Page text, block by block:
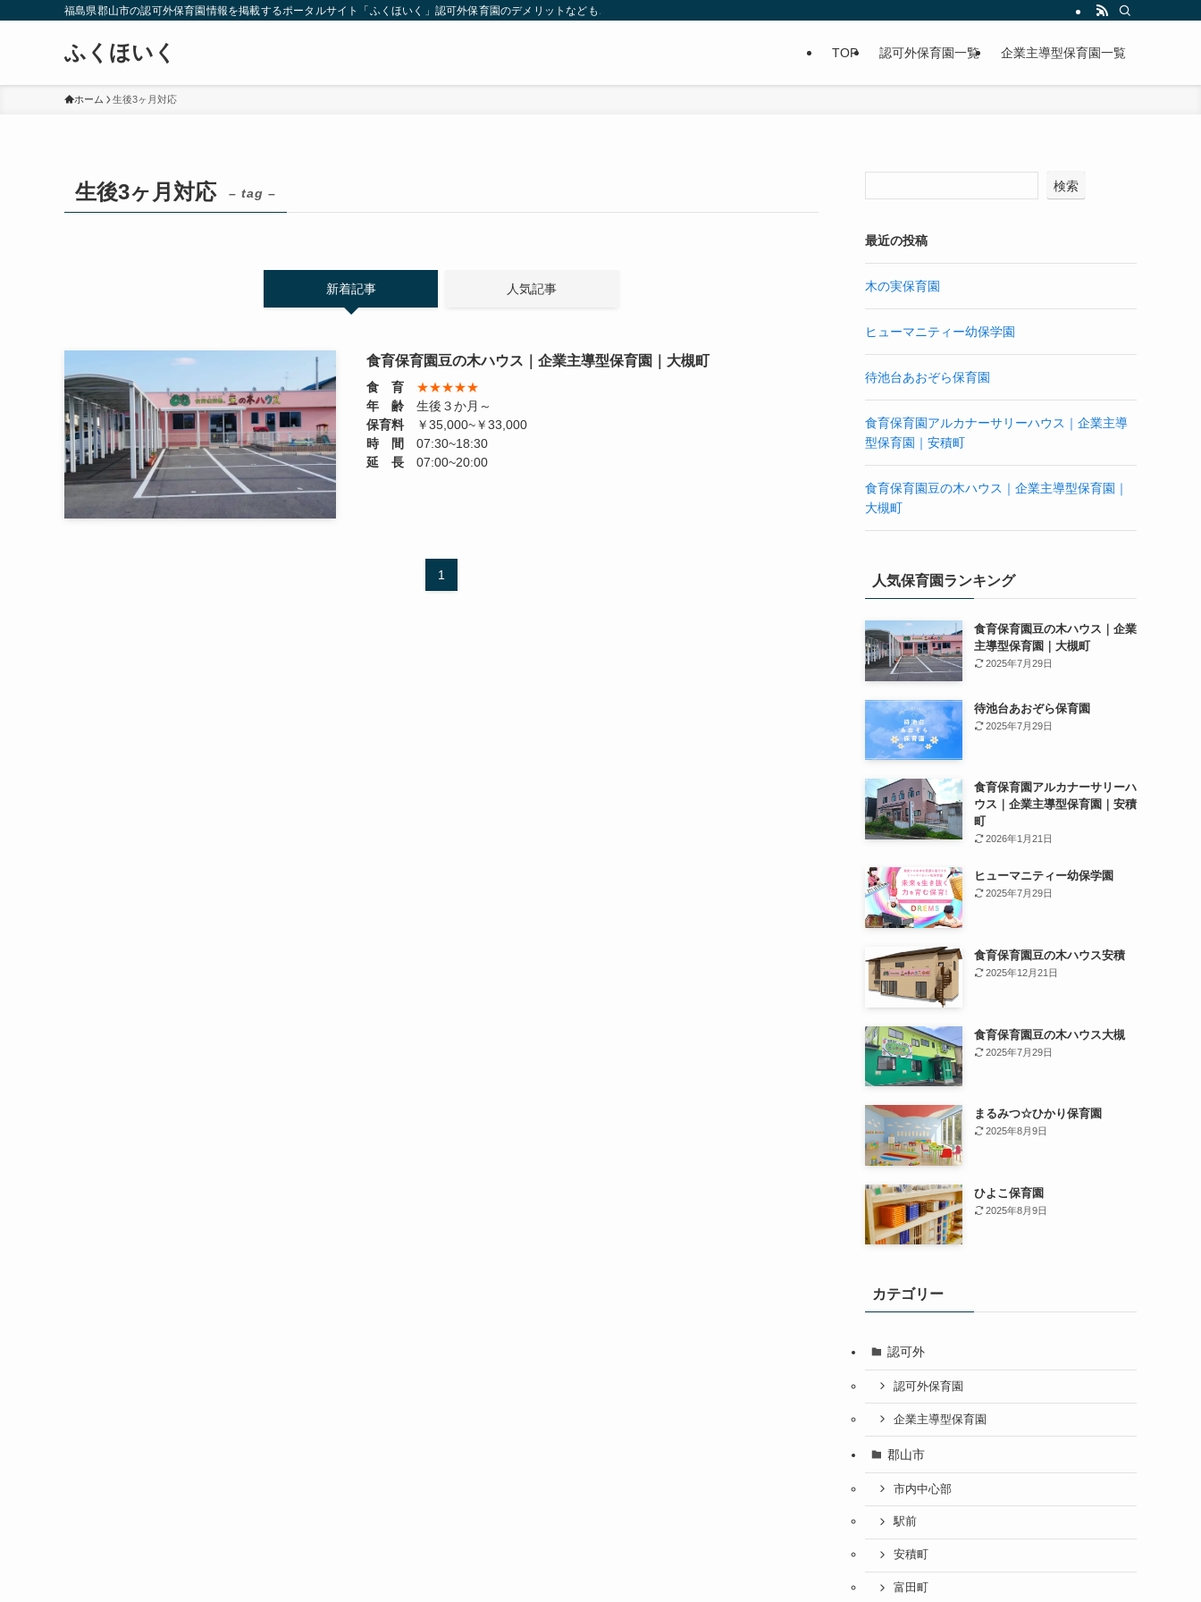
福島県郡山市の認可外保育園情報を掲載するポータルサイト「ふくほいく」認可外保育園のデメリットなどもご紹介
ふくほいく TOP 認可外保育園一覧 企業主導型保育園一覧
ホーム 生後3ヶ月対応
生後3ヶ月対応 – tag –
新着記事 人気記事
食育保育園豆の木ハウス｜企業主導型保育園｜大槻町
食 育★★★★★
年 齢生後３か月～
保育料￥35,000~￥33,000
時 間
07:30~18:30
延 長07:00~20:00
1
検索
最近の投稿
木の実保育園
ヒューマニティー幼保学園
待池台あおぞら保育園
食育保育園アルカナーサリーハウス｜企業主導
型保育園｜安積町
食育保育園豆の木ハウス｜企業主導型保育園｜
大槻町
人気保育園ランキング
食育保育園豆の木ハウス｜企業
主導型保育園｜大槻町
2025年7月29日
待池台あおぞら保育園
2025年7月29日
食育保育園アルカナーサリーハ
ウス｜企業主導型保育園｜安積
町
2026年1月21日
ヒューマニティー幼保学園
2025年7月29日
食育保育園豆の木ハウス安積
2025年12月21日
食育保育園豆の木ハウス大槻
2025年7月29日
まるみつ☆ひかり保育園
2025年8月9日
ひよこ保育園
2025年8月9日
カテゴリー
認可外
認可外保育園
企業主導型保育園
郡山市
市内中心部
駅前
安積町
富田町